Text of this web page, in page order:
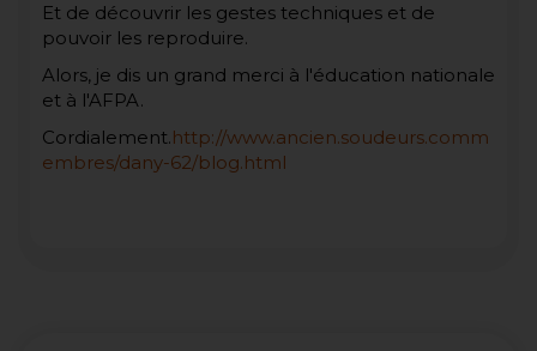
Et de découvrir les gestes techniques et de
pouvoir les reproduire.
Alors, je dis un grand merci à l'éducation nationale
et à l'AFPA.
Cordialement.http://www.ancien.soudeurs.comm
embres/dany-62/blog.html